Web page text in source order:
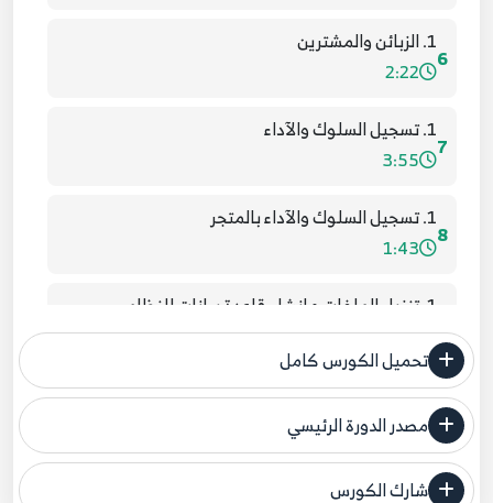
6
1. الزبائن والمشترين
2:22
7
1. تسجيل السلوك والآداء
3:55
8
1. تسجيل السلوك والآداء بالمتجر
1:43
1. تنزيل الملفات و إنشاء قاعدة بيانات للنظام
7:01
10
1. صلاحية المستخدم لمدير المتجر
1:42
1. عرض التقارير بالمتجر الإلكتروني
تحميل الكورس كامل
مصدر الدورة الرئيسي
فنحن لا ندعي ملكية أي دورة ولهذا نضع المصدر الأصلي لكم
شارك الكورس